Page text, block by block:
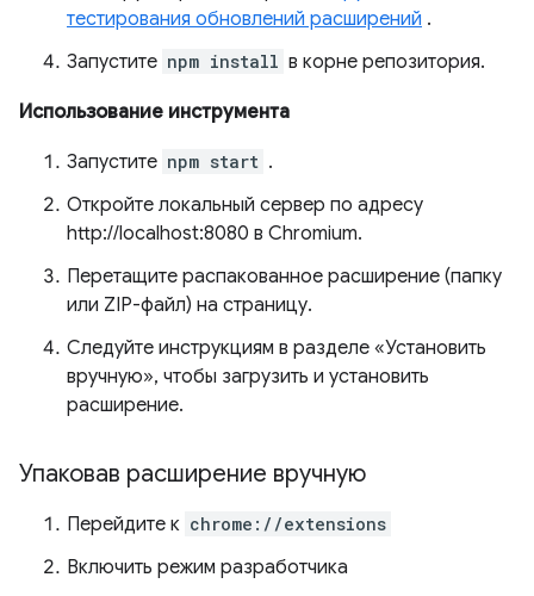
тестирования обновлений расширений .
Запустите npm install в корне репозитория.
Использование инструмента
Запустите npm start .
Откройте локальный сервер по адресу
http://localhost:8080 в Chromium.
Перетащите распакованное расширение (папку
или ZIP-файл) на страницу.
Следуйте инструкциям в разделе «Установить
вручную», чтобы загрузить и установить
расширение.
Упаковав расширение вручную
Перейдите к chrome://extensions
Включить режим разработчика